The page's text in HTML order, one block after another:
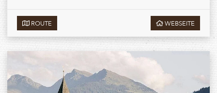
ROUTE WEBSEITE